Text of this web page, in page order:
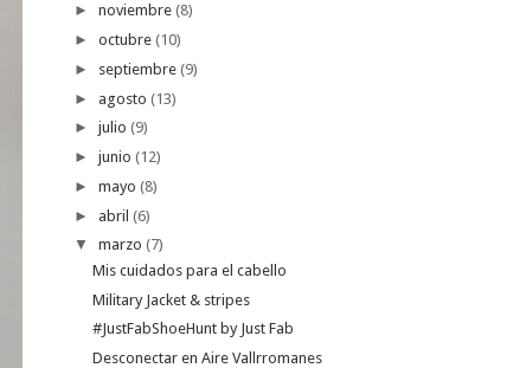
► noviembre (8)
► octubre (10)
► septiembre (9)
► agosto (13)
► julio (9)
► junio (12)
► mayo (8)
► abril (6)
▼ marzo (7)
Mis cuidados para el cabello
Military Jacket & stripes
#JustFabShoeHunt by Just Fab
Desconectar en Aire Vallrromanes